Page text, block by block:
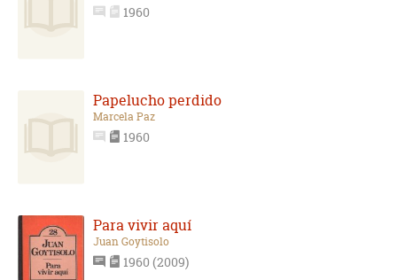
1960
Papelucho perdido
Marcela Paz
1960
Para vivir aquí
Juan Goytisolo
1960 (2009)